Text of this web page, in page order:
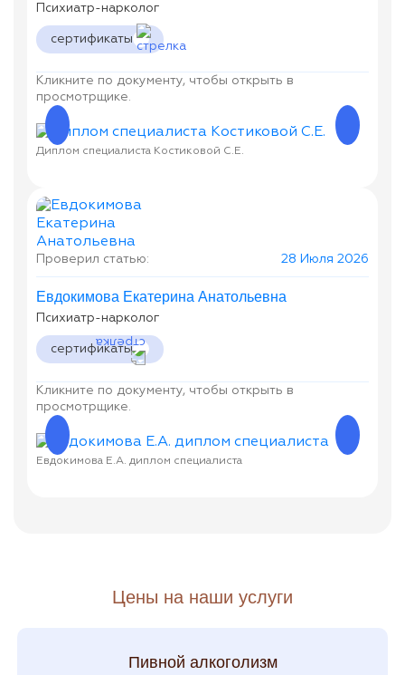
Психиатр-нарколог
сертификаты
Кликните по документу, чтобы открыть в
просмотрщике.
Диплом специалиста Костиковой С.Е.
Проверил статью: 28 Июля 2026
Евдокимова Екатерина Анатольевна
Психиатр-нарколог
сертификаты
Кликните по документу, чтобы открыть в
просмотрщике.
Евдокимова Е.А. диплом специалиста
Цены на наши услуги
Пивной алкоголизм